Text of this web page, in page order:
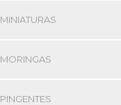
MINIATURAS
MORINGAS
PINGENTES